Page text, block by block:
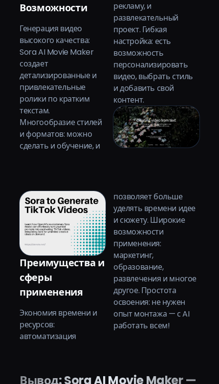
Возможности
Генерация видео
высокого качества:
Sora AI Movie Maker
создает
детализированные и
привлекательные
ролики по кратким
текстам.
Многообразие стилей
и форматов: можно
сделать и обучение, и
рекламу, и
развлекательный
проект. Гибкая
настройка: есть
возможность
персонализировать
видео, выбрать стиль
и добавить свой
контент.
Преимущества и
сферы
применения
Экономия времени и
ресурсов:
автоматизация
позволяет больше
уделять времени идее
и сюжету. Широкие
возможности
применения:
маркетинг,
образование,
развлечения и многое
другое. Простота
освоения: не нужен
опыт монтажа — с AI
работать всем!
Вывод: Sora AI Movie Maker —